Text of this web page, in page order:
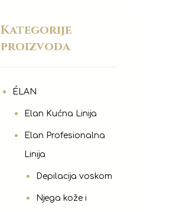
Kategorije
proizvoda
ÉLAN
Elan Kućna Linija
Elan Profesionalna
Linija
Depilacija voskom
Njega kože i